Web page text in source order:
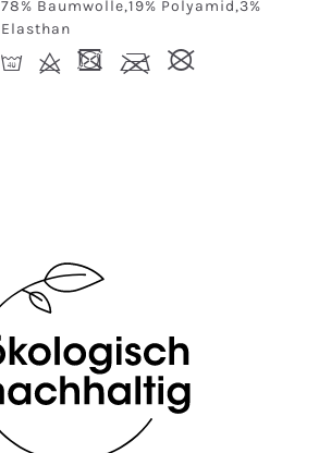
78% Baumwolle,19% Polyamid,3%
Elasthan
I d - l #